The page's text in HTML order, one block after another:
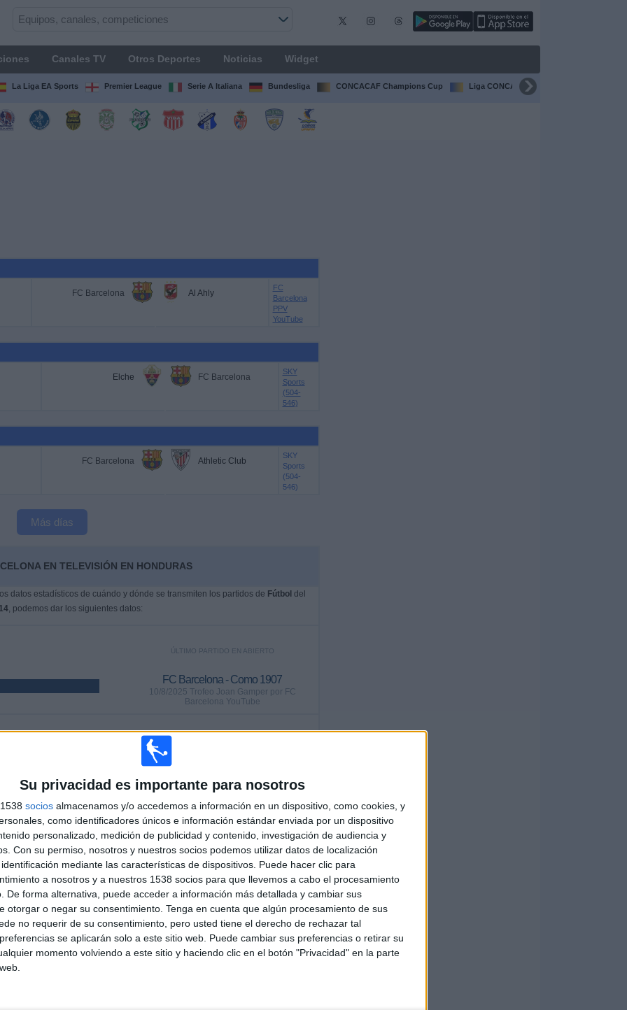
Su privacidad es importante para nosotros
socios almacenamos y/o accedemos a información en un dispositivo, como cookies, y
como identificadores únicos e información estándar enviada por un dispositivo
personalizado, medición de publicidad y contenido, investigación de audiencia y
Con su permiso, nosotros y nuestros socios podemos utilizar datos de localización
mediante las características de dispositivos. Puede hacer clic para
a nosotros y a nuestros 1538 socios para que llevemos a cabo el procesamiento
De forma alternativa, puede acceder a información más detallada y cambiar sus
otorgar o negar su consentimiento. Tenga en cuenta que algún procesamiento de sus
no requerir de su consentimiento, pero usted tiene el derecho de rechazar tal
se aplicarán solo a este sitio web. Puede cambiar sus preferencias o retirar su
momento volviendo a este sitio y haciendo clic en el botón "Privacidad" en la parte
Canales TV Otros Deportes Noticias Widget
La Liga EA Sports Premier League Serie A Italiana Bundesliga CONCACAF Champions Cup Liga CONCACAF
FC Barcelona Al Ahly
FC
Barcelona
PPV
YouTube
Elche FC Barcelona
SKY
Sports
(504-
546)
FC Barcelona Athletic Club
SKY
Sports
(504-
546)
Más días
EN TELEVISIÓN EN HONDURAS
datos estadísticos de cuándo y dónde se transmiten los partidos de Fútbol del
, podemos dar los siguientes datos:
ÚLTIMO PARTIDO EN ABIERTO
FC Barcelona - Como 1907
10/8/2025 Trofeo Joan Gamper por FC
Barcelona YouTube
CANALES TV
SIN PARTIDO
GRATUÍTO
CONSECUTIVOS
DE PAGO
TOTAL
104
RIVALES
MÁXIMO
39
VS Real Madrid
TOTAL
13
COMPETICIONES
RANKING POR COMPETICIONES